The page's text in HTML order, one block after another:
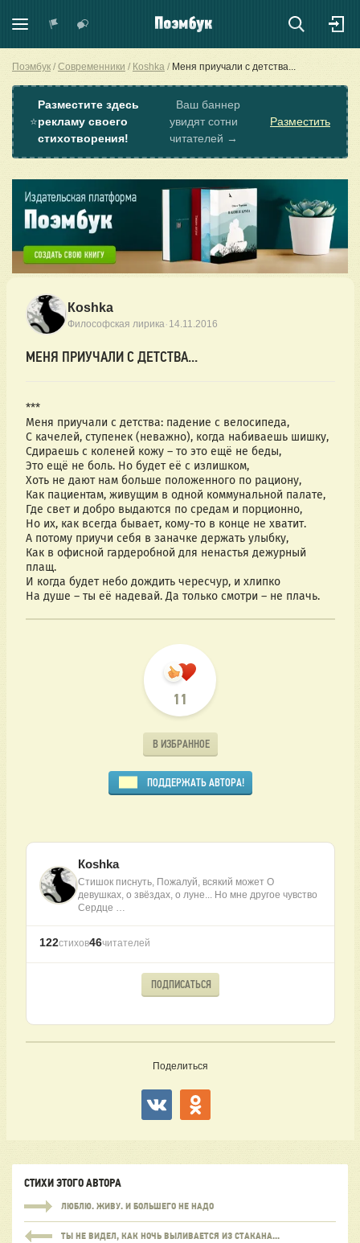
Поэмбук Современники Коshkа Меня приучали с детства...
⭐
Разместите здесь
рекламу своего
стихотворения!
Ваш баннер
увидят сотни
читателей →
Разместить
Коshkа
Философская лирика· 14.11.2016
МЕНЯ ПРИУЧАЛИ С ДЕТСТВА...
***
Меня приучали с детства: падение с велосипеда,
С качелей, ступенек (неважно), когда набиваешь шишку,
Сдираешь с коленей кожу – то это ещё не беды,
Это ещё не боль. Но будет её с излишком,
Хоть не дают нам больше положенного по рациону,
Как пациентам, живущим в одной коммунальной палате,
Где свет и добро выдаются по средам и порционно,
Но их, как всегда бывает, кому-то в конце не хватит.
А потому приучи себя в заначке держать улыбку,
Как в офисной гардеробной для ненастья дежурный
плащ.
И когда будет небо дождить чересчур, и хлипко
На душе – ты её надевай. Да только смотри – не плачь.
11
В ИЗБРАННОЕ
ПОДДЕРЖАТЬ АВТОРА!
Коshkа
Стишок писнуть, Пожалуй, всякий может О
девушках, о звёздах, о луне... Но мне другое чувство
Сердце …
122стихов46читателей
ПОДПИСАТЬСЯ
Поделиться
СТИХИ ЭТОГО АВТОРА
ЛЮБЛЮ. ЖИВУ. И БОЛЬШЕГО НЕ НАДО
ТЫ НЕ ВИДЕЛ, КАК НОЧЬ ВЫЛИВАЕТСЯ ИЗ СТАКАНА...